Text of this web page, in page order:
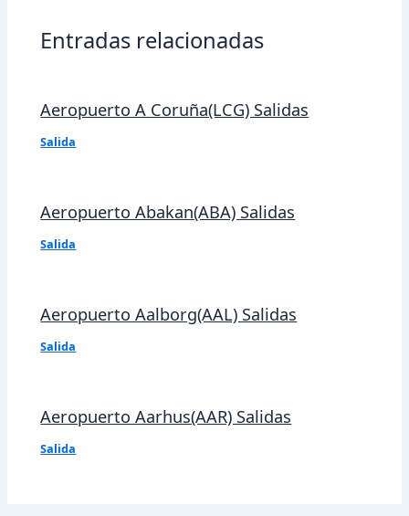
Entradas relacionadas
Aeropuerto A Coruña(LCG) Salidas
Salida
Aeropuerto Abakan(ABA) Salidas
Salida
Aeropuerto Aalborg(AAL) Salidas
Salida
Aeropuerto Aarhus(AAR) Salidas
Salida